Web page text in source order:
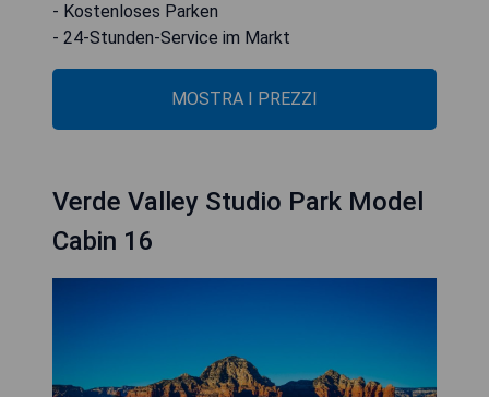
- Kostenloses Parken
- 24-Stunden-Service im Markt
MOSTRA I PREZZI
Verde Valley Studio Park Model
Cabin 16